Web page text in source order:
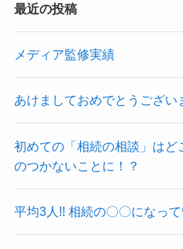
最近の投稿
メディア監修実績
あけましておめでとうござい
初めての「相続の相談」はど
のつかないことに！？
平均3人!! 相続の〇〇になって